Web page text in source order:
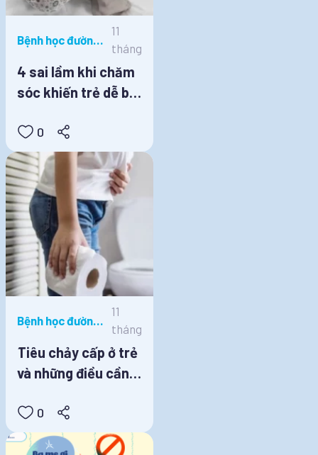
Bệnh học đường,
đường
11
tháng
4 sai lầm khi chăm
sóc khiến trẻ dễ bị
0
Bệnh học đường,
đường
11
tháng
Tiêu chảy cấp ở trẻ
và những điều cần
0